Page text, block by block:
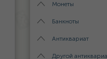
Монеты
Банкноты
Антиквариат
Другой